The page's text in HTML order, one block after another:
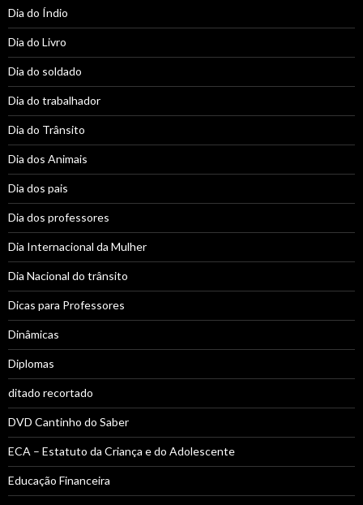
Dia do Índio
Dia do Livro
Dia do soldado
Dia do trabalhador
Dia do Trânsito
Dia dos Animais
Dia dos pais
Dia dos professores
Dia Internacional da Mulher
Dia Nacional do trânsito
Dicas para Professores
Dinâmicas
Diplomas
ditado recortado
DVD Cantinho do Saber
ECA – Estatuto da Criança e do Adolescente
Educação Financeira